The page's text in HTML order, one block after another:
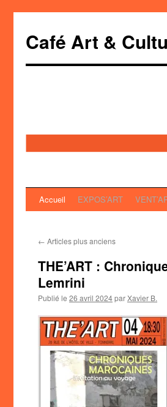
Café Art &
Aller
contenu
Accueil EXPOS’ART
← Articles plus anciens
THE’ART :
Lemrini
Publié le 26 avril 2024parXavier B.